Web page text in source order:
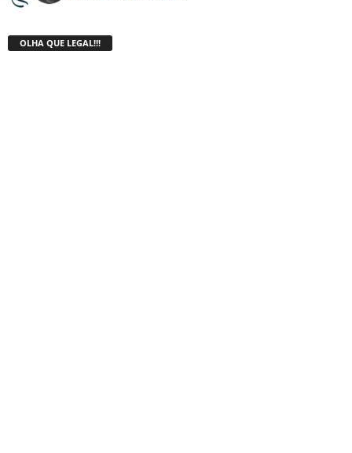
OLHA QUE LEGAL!!!